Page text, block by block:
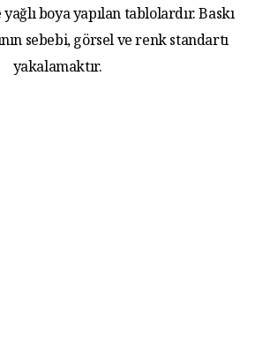
boya yapılan tablolardır. Baskı
sebebi, görsel ve renk standartı
yakalamaktır.